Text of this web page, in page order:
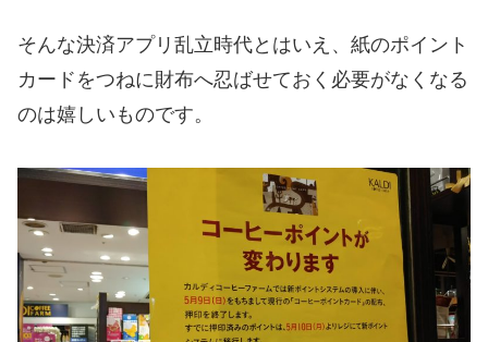
そんな決済アプリ乱立時代とはいえ、紙のポイント
カードをつねに財布へ忍ばせておく必要がなくなる
のは嬉しいものです。